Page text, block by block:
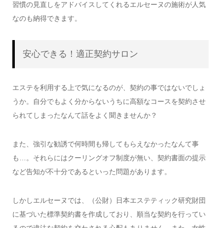
習慣の見直しをアドバイスしてくれるエルセーヌの施術が人気
なのも納得できます。
安心できる！適正契約サロン
エステを利用する上で気になるのが、契約の事ではないでしょ
うか。自分でもよく分からないうちに高額なコースを契約させ
られてしまったなんて話をよく聞きませんか？
また、強引な勧誘で何時間も帰してもらえなかったなんて事
も…。それらにはクーリングオフ制度が無い、契約書面の提示
など告知が不十分であるといった問題があります。
しかしエルセーヌでは、（公財）日本エステティック研究財団
に基づいた標準契約書を作成しており、順当な契約を行ってい